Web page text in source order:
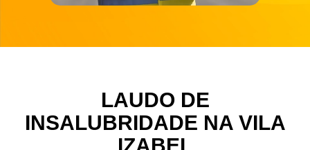
LAUDO DE
INSALUBRIDADE NA VILA
IZABEL